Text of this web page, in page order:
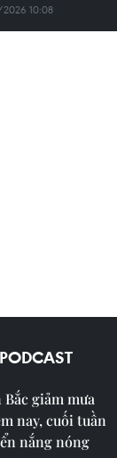
10:08
PODCAST
giảm mưa
nay, cuối tuần
nắng nóng